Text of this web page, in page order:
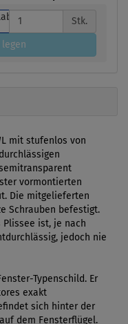
Stk.
mit stufenlos von
vormontierten
Die mitgelieferten
Schrauben befestigt.
Plissee ist, je nach
jedoch nie
Typenschild. Er
exakt
sich hinter der
dem Fensterflügel.